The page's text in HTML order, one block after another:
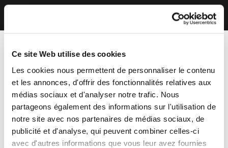
Ce site Web utilise des cookies
Les cookies nous permettent de personnaliser le contenu
et les annonces, d'offrir des fonctionnalités relatives aux
médias sociaux et d'analyser notre trafic. Nous
partageons également des informations sur l'utilisation de
notre site avec nos partenaires de médias sociaux, de
publicité et d'analyse, qui peuvent combiner celles-ci
avec d'autres informations que vous leur avez fournies